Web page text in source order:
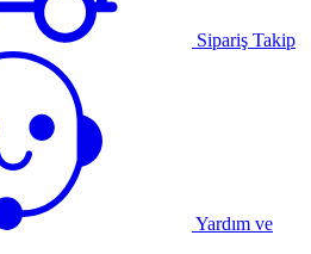
Sipariş Takip
Yardım ve